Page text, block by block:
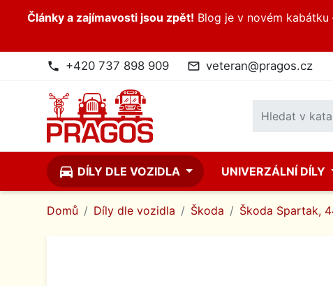
Články a zajímavosti jsou zpět! Blog je v novém
phone +420 737 898 909 mail_outline veteran@pragos.cz
directions_car DÍLY DLE VOZIDLA UNIVERZÁLNÍ DÍLY
Domů Díly dle vozidla Škoda Škoda Spartak,